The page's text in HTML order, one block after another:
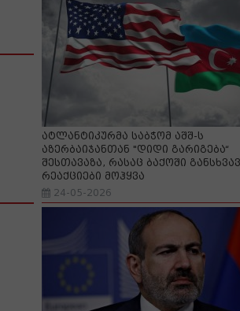
ატლანტიკურმა საბჭომ აშშ-ს
აზერბაიჯანთან "დიდი გარიგება“
შესთავაზა, რასაც ბაქოში
რეაქციები მოჰყვა
24-05-2026